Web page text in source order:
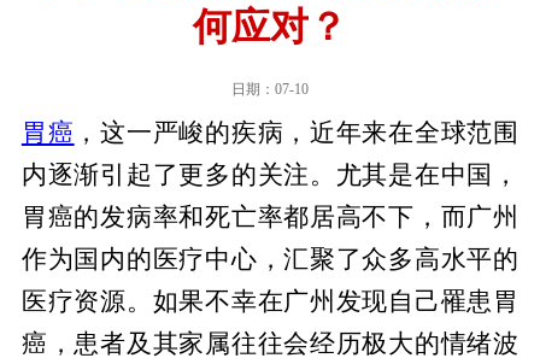
何应对？
日期：07-10
胃癌 ，这一严峻的疾病，近年来在全球范围
内逐渐引起了更多的关注。尤其是在中国，
胃癌的发病率和死亡率都居高不下，而广州
作为国内的医疗中心，汇聚了众多高水平的
医疗资源。如果不幸在广州发现自己罹患胃
癌，患者及其家属往往会经历极大的情绪波